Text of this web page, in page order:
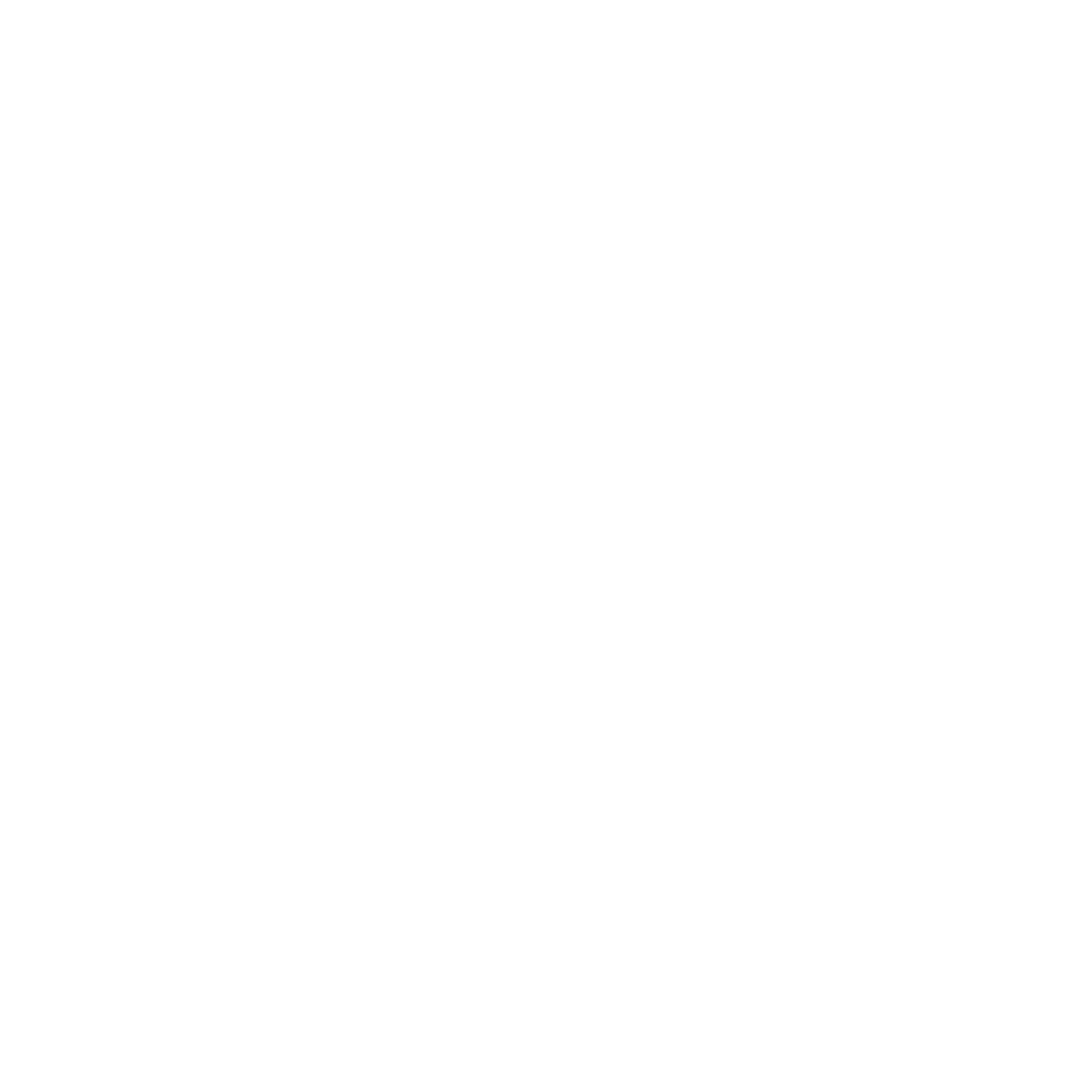
terasz, közvetlen kijárattal a medencéhez
közvetlen kijárattal a medencéhez, 2 hálószoba
néző balkonnal, 2 hálószoba
néző balkonnal, 3 hálószoba
közvetlen kijárattal a medencéhez, 3 hálószoba